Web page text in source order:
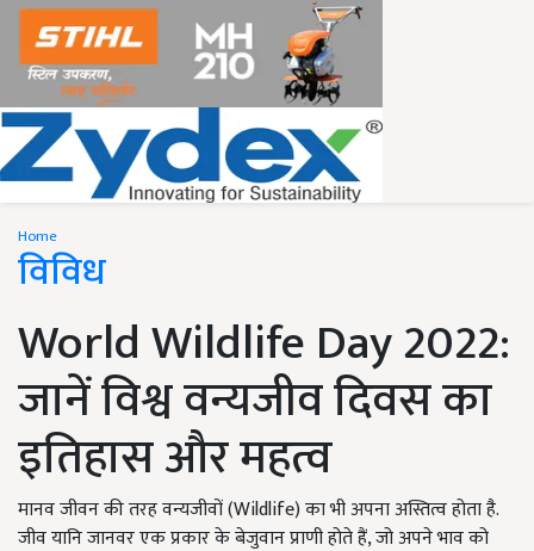
Home
विविध
World Wildlife Day 2022:
जानें विश्व वन्यजीव दिवस का
इतिहास और महत्व
मानव जीवन की तरह वन्यजीवों (Wildlife) का भी अपना अस्तित्व होता है.
जीव यानि जानवर एक प्रकार के बेजुवान प्राणी होते हैं, जो अपने भाव को